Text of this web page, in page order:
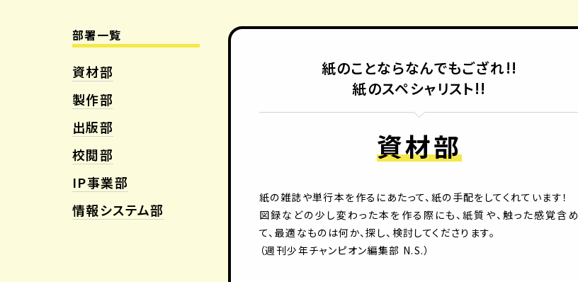
部署一覧
資材部
製作部
出版部
校閲部
IP事業部
情報システム部
紙のことならなんでもござれ!!
紙のスペシャリスト!!
資材部
紙の雑誌や単行本を作るにあたって、紙の手配をしてくれています！
図録などの少し変わった本を作る際にも、紙質や、触った感覚含め
て、最適なものは何か、探し、検討してくださります。
（週刊少年チャンピオン編集部 N.S.）